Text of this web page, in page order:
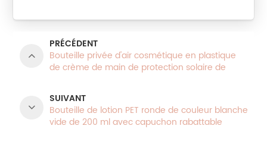
PRÉCÉDENT
Bouteille privée d'air cosmétique en plastique
de crème de main de protection solaire de
SUIVANT
Bouteille de lotion PET ronde de couleur blanche
vide de 200 ml avec capuchon rabattable